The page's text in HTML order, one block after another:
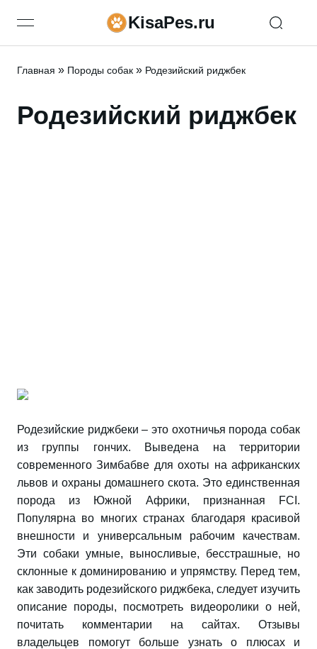
open navigation menuKisaPes.ru
Главная » Породы собак » Родезийский риджбек
Родезийский риджбек
Родезийские риджбеки – это охотничья порода собак
из группы гончих. Выведена на территории
современного Зимбабве для охоты на африканских
львов и охраны домашнего скота. Это единственная
порода из Южной Африки, признанная FCI.
Популярна во многих странах благодаря красивой
внешности и универсальным рабочим качествам.
Эти собаки умные, выносливые, бесстрашные, но
склонные к доминированию и упрямству. Перед тем,
как заводить родезийского риджбека, следует изучить
описание породы, посмотреть видеоролики о ней,
почитать комментарии на сайтах. Отзывы
владельцев помогут больше узнать о плюсах и